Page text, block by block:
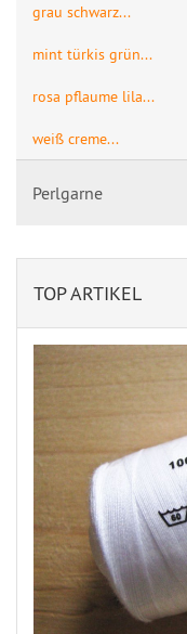
grau schwarz...
mint türkis grün...
rosa pflaume lila...
weiß creme...
Perlgarne
TOP ARTIKEL